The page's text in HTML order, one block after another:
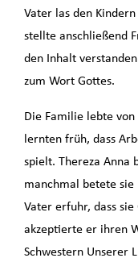
Vater las den
stellte anschließend
den Inhalt
zum Wort Gottes.
Die Familie lebte
lernten früh, dass
spielt. Thereza Anna
manchmal betete
Vater erfuhr, dass
akzeptierte er ihren
Schwestern Unserer